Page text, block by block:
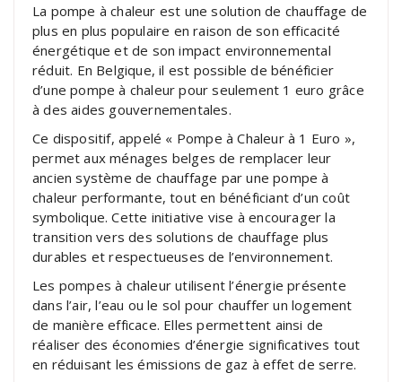
La pompe à chaleur est une solution de chauffage de
plus en plus populaire en raison de son efficacité
énergétique et de son impact environnemental
réduit. En Belgique, il est possible de bénéficier
d’une pompe à chaleur pour seulement 1 euro grâce
à des aides gouvernementales.
Ce dispositif, appelé « Pompe à Chaleur à 1 Euro »,
permet aux ménages belges de remplacer leur
ancien système de chauffage par une pompe à
chaleur performante, tout en bénéficiant d’un coût
symbolique. Cette initiative vise à encourager la
transition vers des solutions de chauffage plus
durables et respectueuses de l’environnement.
Les pompes à chaleur utilisent l’énergie présente
dans l’air, l’eau ou le sol pour chauffer un logement
de manière efficace. Elles permettent ainsi de
réaliser des économies d’énergie significatives tout
en réduisant les émissions de gaz à effet de serre.